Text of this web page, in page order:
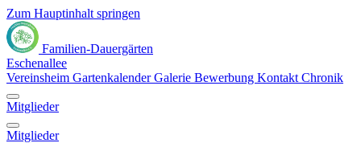
Zum Hauptinhalt springen
Familien-Dauergärten
Eschenallee
Vereinsheim GartenkalenderGalerie Bewerbung Kontakt Chronik
Mitglieder
Mitglieder